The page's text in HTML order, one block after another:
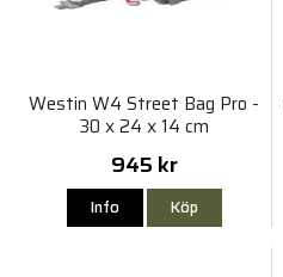
Westin W4 Street Bag Pro -
30 x 24 x 14 cm
945 kr
Info Köp